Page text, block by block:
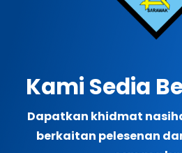
Kami Sedia
Dapatkan khidmat
berkaitan pelesenan